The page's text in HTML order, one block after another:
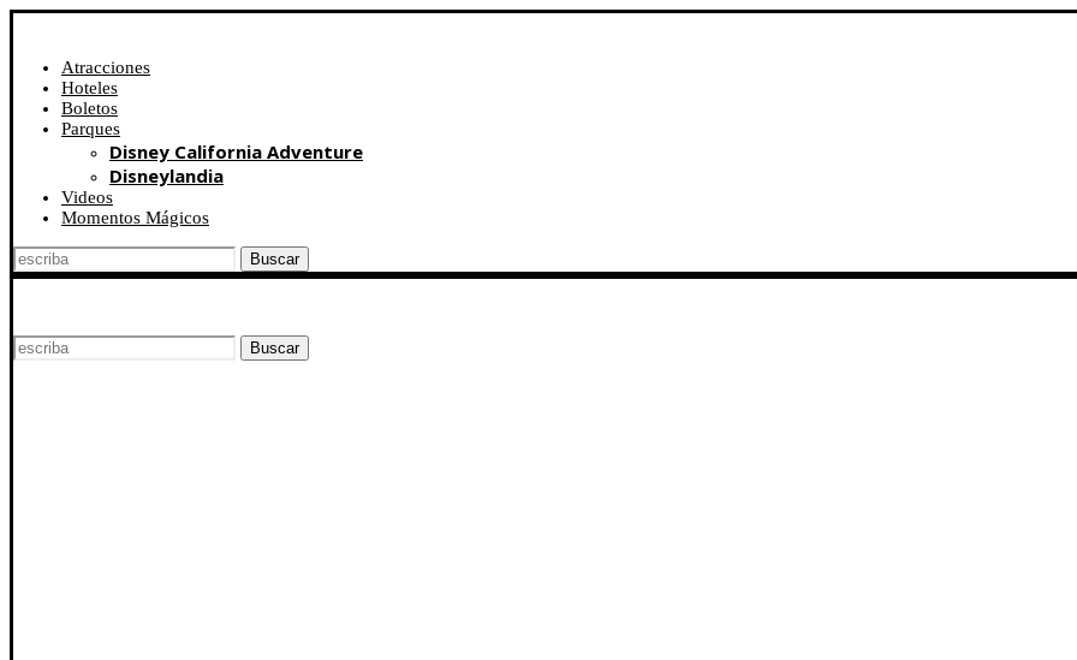
Atracciones
Hoteles
Boletos
Parques
Disney California Adventure
Disneylandia
Videos
Momentos Mágicos
Buscar
Buscar